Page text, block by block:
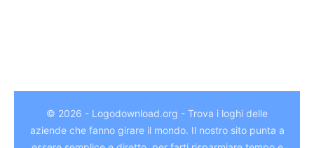
© 2026 - Logodownload.org - Trova i loghi delle
aziende che fanno girare il mondo. Il nostro sito punta a